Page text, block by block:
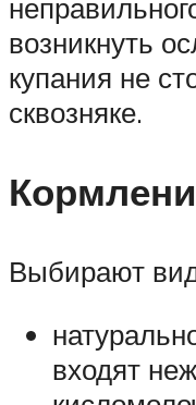
возникнуть
купания не
сквозняке.
Выбирают
входят